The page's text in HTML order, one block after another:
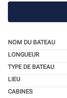
NOM DU BATEAU
LONGUEUR
TYPE DE BATEAU
LIEU
CABINES